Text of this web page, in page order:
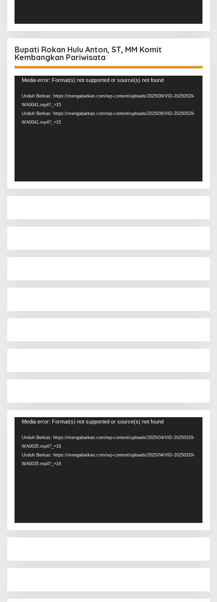
Bupati Rokan Hulu Anton, ST, MM Komit
Kembangkan Pariwisata
Pemutar
Media error: Format(s) not supported or source(s) not found
Unduh Berkas: https://mengabarkan.com/wp-content/uploads/2025/06/VID-20250529-
WA0041.mp4?_=15
Unduh Berkas: https://mengabarkan.com/wp-content/uploads/2025/06/VID-20250529-
WA0041.mp4?_=15
Pemutar
Media error: Format(s) not supported or source(s) not found
Unduh Berkas: https://mengabarkan.com/wp-content/uploads/2025/04/VID-20250329-
WA0035.mp4?_=16
Unduh Berkas: https://mengabarkan.com/wp-content/uploads/2025/04/VID-20250329-
WA0035.mp4?_=16